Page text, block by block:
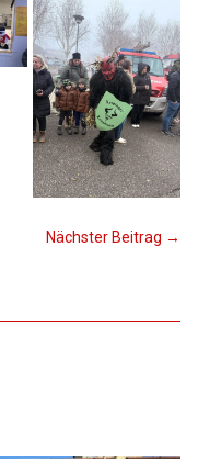
Nächster Beitrag →